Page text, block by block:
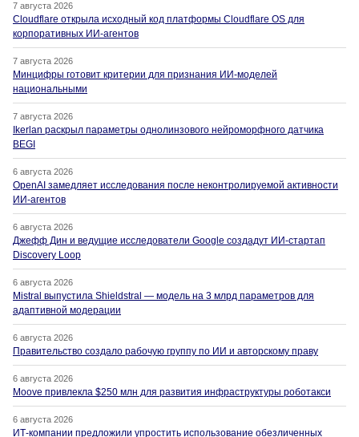
7 августа 2026
Cloudflare открыла исходный код платформы Cloudflare OS для
корпоративных ИИ-агентов
7 августа 2026
Минцифры готовит критерии для признания ИИ-моделей
национальными
7 августа 2026
Ikerlan раскрыл параметры однолинзового нейроморфного датчика
BEGI
6 августа 2026
OpenAI замедляет исследования после неконтролируемой активности
ИИ-агентов
6 августа 2026
Джефф Дин и ведущие исследователи Google создадут ИИ-стартап
Discovery Loop
6 августа 2026
Mistral выпустила Shieldstral — модель на 3 млрд параметров для
адаптивной модерации
6 августа 2026
Правительство создало рабочую группу по ИИ и авторскому праву
6 августа 2026
Moove привлекла $250 млн для развития инфраструктуры роботакси
6 августа 2026
ИТ-компании предложили упростить использование обезличенных